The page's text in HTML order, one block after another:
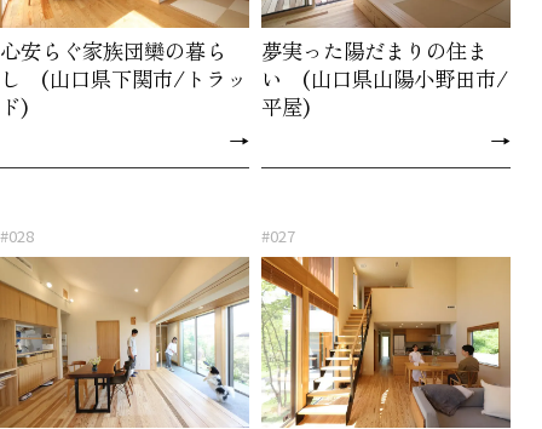
心安らぐ家族団欒の暮ら
し (山口県下関市/トラッ
ド)
→
夢実った陽だまりの住ま
い (山口県山陽小野田市/
平屋)
→
#028 #027